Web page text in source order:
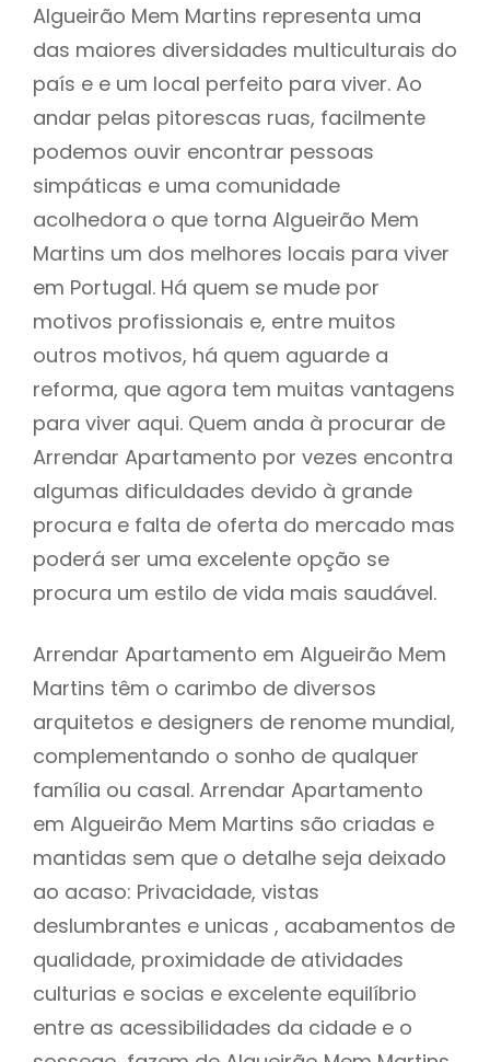
Algueirão Mem Martins representa uma
das maiores diversidades multiculturais do
país e e um local perfeito para viver. Ao
andar pelas pitorescas ruas, facilmente
podemos ouvir encontrar pessoas
simpáticas e uma comunidade
acolhedora o que torna Algueirão Mem
Martins um dos melhores locais para viver
em Portugal. Há quem se mude por
motivos profissionais e, entre muitos
outros motivos, há quem aguarde a
reforma, que agora tem muitas vantagens
para viver aqui. Quem anda à procurar de
Arrendar Apartamento por vezes encontra
algumas dificuldades devido à grande
procura e falta de oferta do mercado mas
poderá ser uma excelente opção se
procura um estilo de vida mais saudável.
Arrendar Apartamento em Algueirão Mem
Martins têm o carimbo de diversos
arquitetos e designers de renome mundial,
complementando o sonho de qualquer
família ou casal. Arrendar Apartamento
em Algueirão Mem Martins são criadas e
mantidas sem que o detalhe seja deixado
ao acaso: Privacidade, vistas
deslumbrantes e unicas , acabamentos de
qualidade, proximidade de atividades
culturias e socias e excelente equilíbrio
entre as acessibilidades da cidade e o